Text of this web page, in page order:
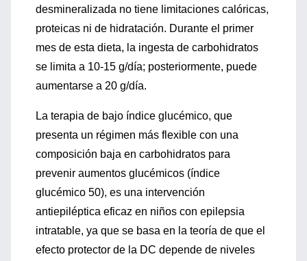
desmineralizada no tiene limitaciones calóricas,
proteicas ni de hidratación. Durante el primer
mes de esta dieta, la ingesta de carbohidratos
se limita a 10-15 g/día; posteriormente, puede
aumentarse a 20 g/día.
La terapia de bajo índice glucémico, que
presenta un régimen más flexible con una
composición baja en carbohidratos para
prevenir aumentos glucémicos (índice
glucémico 50), es una intervención
antiepiléptica eficaz en niños con epilepsia
intratable, ya que se basa en la teoría de que el
efecto protector de la DC depende de niveles